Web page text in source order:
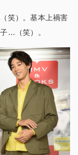
笑）。基本上禍害
…（笑）。